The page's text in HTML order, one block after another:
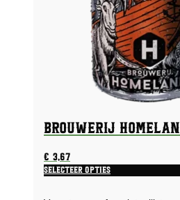
Brouwerij
€3,67
Selecteer opties